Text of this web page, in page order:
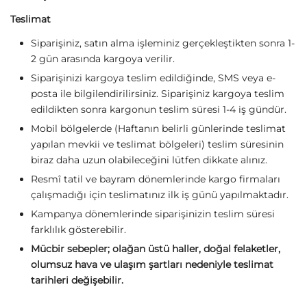
Teslimat
Siparişiniz, satın alma işleminiz gerçekleştikten sonra 1-
2 gün arasında kargoya verilir.
Siparişinizi kargoya teslim edildiğinde, SMS veya e-
posta ile bilgilendirilirsiniz. Siparişiniz kargoya teslim
edildikten sonra kargonun teslim süresi 1-4 iş gündür.
Mobil bölgelerde (Haftanın belirli günlerinde teslimat
yapılan mevkii ve teslimat bölgeleri) teslim süresinin
biraz daha uzun olabileceğini lütfen dikkate alınız.
Resmî tatil ve bayram dönemlerinde kargo firmaları
çalışmadığı için teslimatınız ilk iş günü yapılmaktadır.
Kampanya dönemlerinde siparişinizin teslim süresi
farklılık gösterebilir.
Mücbir sebepler; olağan üstü haller, doğal felaketler,
olumsuz hava ve ulaşım şartları nedeniyle teslimat
tarihleri değişebilir.